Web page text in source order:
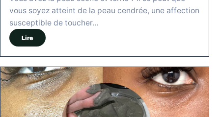
vous soyez atteint de la peau cendrée, une affection
susceptible de toucher…
Lire